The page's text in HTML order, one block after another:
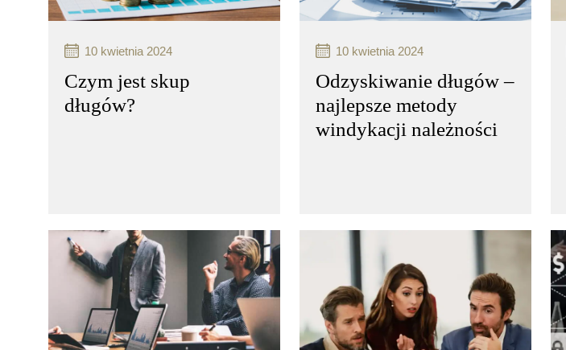
czytaj więcej.. czytaj więcej..
10 kwietnia 2024
Czym jest skup
długów?
Windykacja karna to proces
odzyskiwania należności,
który może być stosowany
w przypadkach, gdy dłużnik
nie wywiązuje się z obowiązków
10 kwietnia 2024
Odzyskiwanie długów –
najlepsze metody
windykacji należności
Windykacja karna to proces
odzyskiwania należności,
który może być stosowany
w przypadkach, gdy dłużnik
nie wywiązuje się z obowiązków